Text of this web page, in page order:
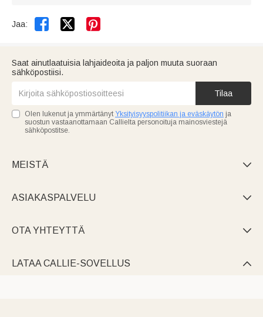
Jaa:  
Saat ainutlaatuisia lahjaideoita ja paljon muuta suoraan
sähköpostiisi.
Tilaa
Olen lukenut ja ymmärtänyt Yksityisyyspolitiikan ja eväskäytön ja
suostun vastaanottamaan Callielta personoituja mainosviestejä
sähköpostitse.
MEISTÄ 
ASIAKASPALVELU 
OTA YHTEYTTÄ 
LATAA CALLIE-SOVELLUS 